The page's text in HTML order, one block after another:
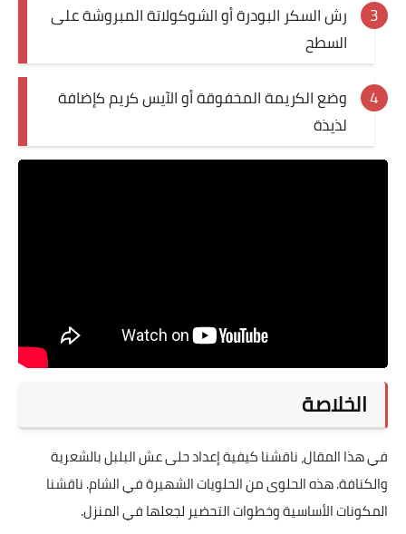
رش السكر البودرة أو الشوكولاتة المبروشة على
السطح
وضع الكريمة المخفوقة أو الآيس كريم كإضافة
لذيذة
الخلاصة
في هذا المقال، ناقشنا كيفية إعداد حلى عش البلبل بالشعرية
والكنافة. هذه الحلوى من الحلويات الشهيرة في الشام. ناقشنا
المكونات الأساسية وخطوات التحضير لجعلها في المنزل.